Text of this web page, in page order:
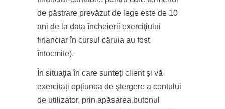
de păstrare prevăzut de lege este de 10
ani de la data încheierii exerciţiului
financiar în cursul căruia au fost
întocmite).
În situaţia în care sunteți client și vă
exercitați opțiunea de ştergere a contului
de utilizator, prin apăsarea butonul